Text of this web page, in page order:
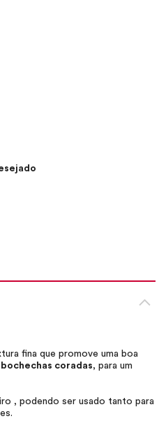
fina que promove uma boa
bochechas coradas, para um
, podendo ser usado tanto para